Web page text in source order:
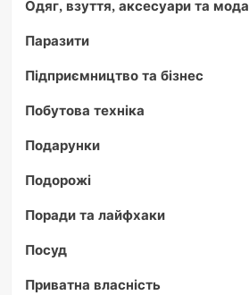
Одяг, взуття, аксесуари та мода
Паразити
Підприємництво та бізнес
Побутова техніка
Подарунки
Подорожі
Поради та лайфхаки
Посуд
Приватна власність